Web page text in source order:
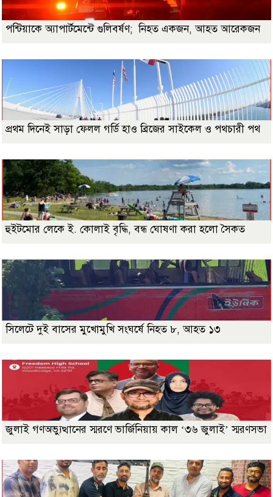
পন্টিয়াকে অ্যাপার্টমেন্টে গুলিবর্ষণ; নিহত একজন, আহত আরেকজন
প্রথম দিনেই সাড়া ফেলল গর্ডি হাও ব্রিজের সাইকেল ও পথচারী পথ
হুইটমোর লেকে ই. কোলাই বৃদ্ধি, বন্ধ ঘোষণা করা হলো সৈকত
সিলেটে দুই বাসের মুখোমুখি সংঘর্ষে নিহত ৮, আহত ১৩
জুলাই গণঅভ্যুত্থানের স্মরণে ভার্জিনিয়ায় কাল ‘৩৬ জুলাই’ স্মরণসভা